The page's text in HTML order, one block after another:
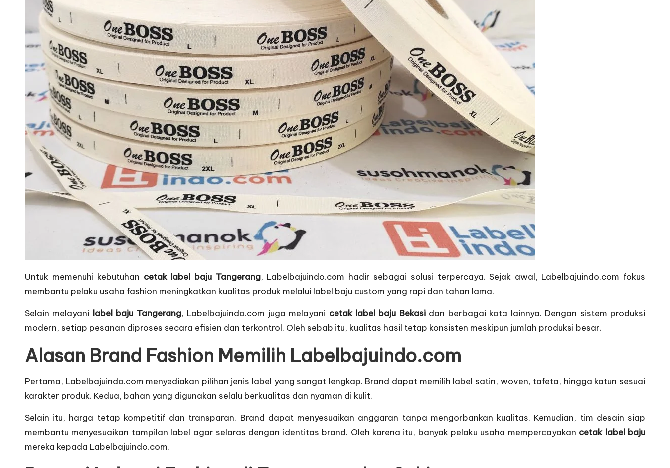
Untuk memenuhi kebutuhan cetak label baju Tangerang, Labelbajuindo.com hadir sebagai solusi terpercaya. Sejak awal, Labelbajuindo.com fokus
membantu pelaku usaha fashion meningkatkan kualitas produk melalui label baju custom yang rapi dan tahan lama.
Selain melayani label baju Tangerang, Labelbajuindo.com juga melayani cetak label baju Bekasidan berbagai kota lainnya. Dengan sistem produksi
modern, setiap pesanan diproses secara efisien dan terkontrol. Oleh sebab itu, kualitas hasil tetap konsisten meskipun jumlah produksi besar.
Alasan Brand Fashion Memilih Labelbajuindo.com
Pertama, Labelbajuindo.com menyediakan pilihan jenis label yang sangat lengkap. Brand dapat memilih label satin, woven, tafeta, hingga katun sesuai
karakter produk. Kedua, bahan yang digunakan selalu berkualitas dan nyaman di kulit.
Selain itu, harga tetap kompetitif dan transparan. Brand dapat menyesuaikan anggaran tanpa mengorbankan kualitas. Kemudian, tim desain siap
membantu menyesuaikan tampilan label agar selaras dengan identitas brand. Oleh karena itu, banyak pelaku usaha mempercayakan cetak label baju
mereka kepada Labelbajuindo.com.